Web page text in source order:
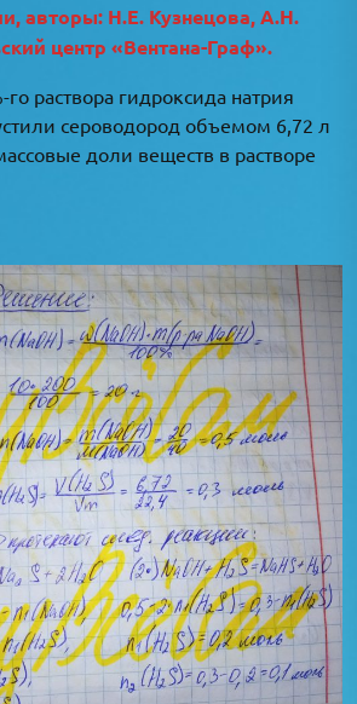
авторы: Н.Е. Кузнецова, А.Н.
центр «Вентана-Граф».
раствора гидроксида натрия
сероводород объемом 6,72 л
доли веществ в растворе